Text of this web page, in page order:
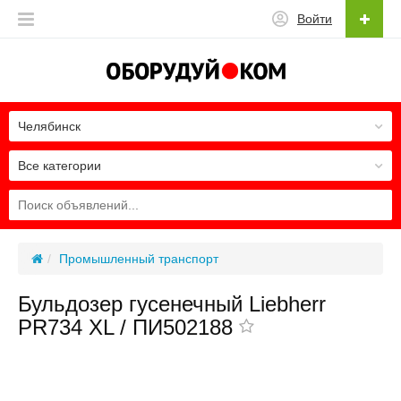
Войти
Все категории
Челябинск
Промышленный транспорт
Бульдозер гусенечный Liebherr
PR734 XL / ПИ502188